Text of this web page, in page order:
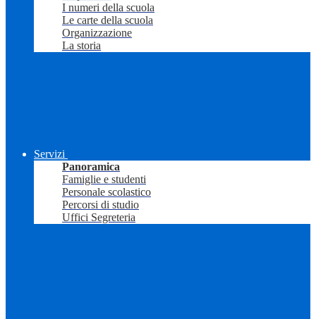
I numeri della scuola
Le carte della scuola
Organizzazione
La storia
Servizi
Panoramica
Famiglie e studenti
Personale scolastico
Percorsi di studio
Uffici Segreteria